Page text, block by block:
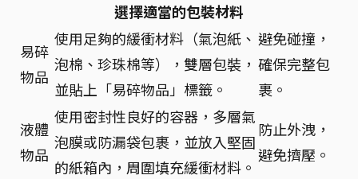
選擇適當的包裝材料
易碎
物品
使用足夠的緩衝材料（氣泡紙、
泡棉、珍珠棉等），雙層包裝，
並貼上「易碎物品」標籤。
避免碰撞，
確保完整包
裹。
液體
物品
使用密封性良好的容器，多層氣
泡膜或防漏袋包裹，並放入堅固
的紙箱內，周圍填充緩衝材料。
防止外洩，
避免擠壓。